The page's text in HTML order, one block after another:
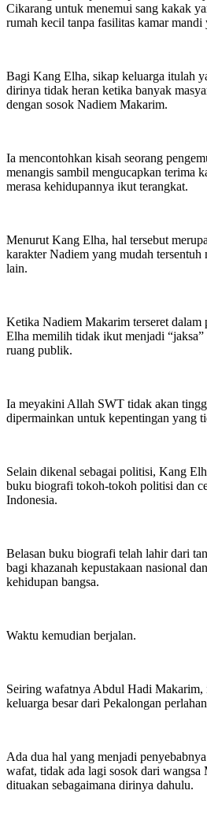
Cikarang untuk menemui sang kakak
rumah kecil tanpa fasilitas kamar mandi
Bagi Kang Elha, sikap keluarga itulah
dirinya tidak heran ketika banyak
dengan sosok Nadiem Makarim.
Ia mencontohkan kisah seorang
menangis sambil mengucapkan terima
merasa kehidupannya ikut terangkat.
Menurut Kang Elha, hal tersebut
karakter Nadiem yang mudah tersentuh
lain.
Ketika Nadiem Makarim terseret dalam
Elha memilih tidak ikut menjadi “jaksa”
ruang publik.
Ia meyakini Allah SWT tidak akan
dipermainkan untuk kepentingan yang
Selain dikenal sebagai politisi, Kang
buku biografi tokoh-tokoh politisi dan
Indonesia.
Belasan buku biografi telah lahir dari
bagi khazanah kepustakaan nasional
kehidupan bangsa.
Waktu kemudian berjalan.
Seiring wafatnya Abdul Hadi Makarim,
keluarga besar dari Pekalongan
Ada dua hal yang menjadi
wafat, tidak ada lagi sosok dari
dituakan sebagaimana dirinya dahulu.